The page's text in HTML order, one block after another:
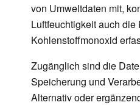
von Umweltdaten mit,
Luftfeuchtigkeit auch
Kohlenstoffmonoxid
Zugänglich sind die
Speicherung und
Alternativ oder